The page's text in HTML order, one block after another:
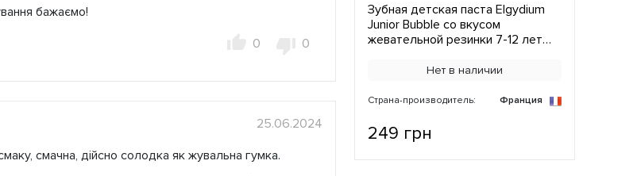
бажаємо!
0 0
25.06.2024
смачна, дійсно солодка як жувальна гумка.
Зубная детская паста Elgydium
Junior Bubble со вкусом
жевательной резинки 7-12 лет
Нет в наличии
Страна-производитель: Франция
249 грн